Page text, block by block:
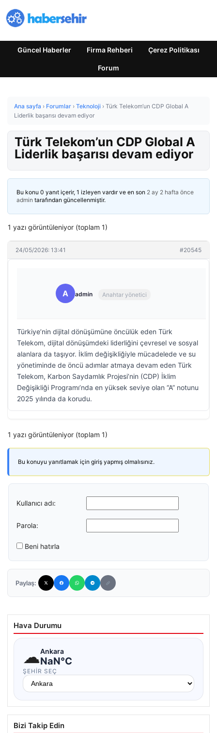
Güncel Haberler Firma Rehberi Çerez Politikası
Forum
Ana sayfa › Forumlar › Teknoloji › Türk Telekom’un CDP Global A
Liderlik başarısı devam ediyor
Türk Telekom’un CDP Global A
Liderlik başarısı devam ediyor
Bu konu 0 yanıt içerir, 1 izleyen vardır ve en son 2 ay 2 hafta önce
admin tarafından güncellenmiştir.
1 yazı görüntüleniyor (toplam 1)
24/05/2026: 13:41 #20545
A admin Anahtar yönetici
Türkiye’nin dijital dönüşümüne öncülük eden Türk
Telekom, dijital dönüşümdeki liderliğini çevresel ve sosyal
alanlara da taşıyor. İklim değişikliğiyle mücadelede ve su
yönetiminde de öncü adımlar atmaya devam eden Türk
Telekom, Karbon Saydamlık Projesi’nin (CDP) İklim
Değişikliği Programı’nda en yüksek seviye olan “A” notunu
2025 yılında da korudu.
1 yazı görüntüleniyor (toplam 1)
Bu konuyu yanıtlamak için giriş yapmış olmalısınız.
Kullanıcı adı:
Parola:
Beni hatırla
Paylaş:
Hava Durumu
☁Ankara
NaN°C
ŞEHIR SEÇ
Bizi Takip Edin